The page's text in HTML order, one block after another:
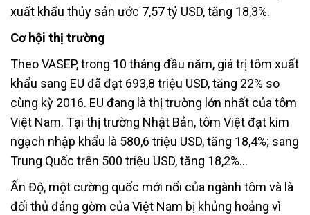
xuất khẩu thủy sản ước 7,57 tỷ USD, tăng 18,3%.
Cơ hội thị trường
Theo VASEP, trong 10 tháng đầu năm, giá trị tôm xuất
khẩu sang EU đã đạt 693,8 triệu USD, tăng 22% so
cùng kỳ 2016. EU đang là thị trường lớn nhất của tôm
Việt Nam. Tại thị trường Nhật Bản, tôm Việt đạt kim
ngạch nhập khẩu là 580,6 triệu USD, tăng 18,4%; sang
Trung Quốc trên 500 triệu USD, tăng 18,2%…
Ấn Độ, một cường quốc mới nổi của ngành tôm và là
đối thủ đáng gờm của Việt Nam bị khủng hoảng vì